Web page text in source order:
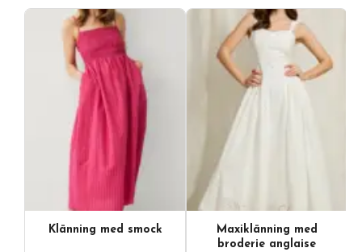
Klänning med smock
Maxiklänning med
broderie anglaise